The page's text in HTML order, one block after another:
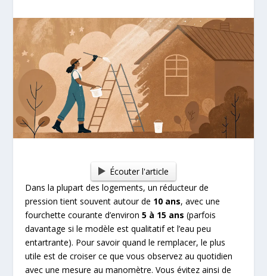
Écouter l'article
Dans la plupart des logements, un réducteur de
pression tient souvent autour de 10 ans, avec une
fourchette courante d’environ5 à 15 ans (parfois
davantage si le modèle est qualitatif et l’eau peu
entartrante). Pour savoir quand le remplacer, le plus
utile est de croiser ce que vous observez au quotidien
avec une mesure au manomètre. Vous évitez ainsi de